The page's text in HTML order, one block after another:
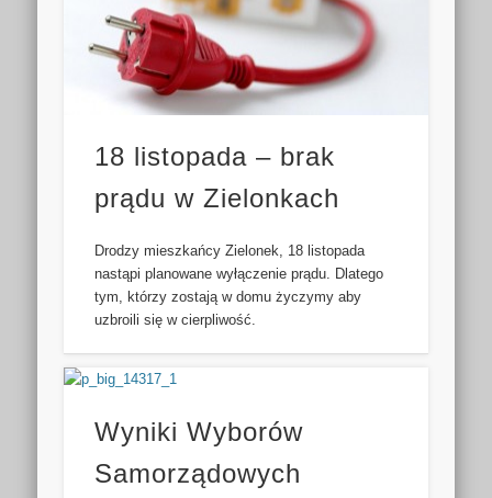
18 listopada – brak
prądu w Zielonkach
Drodzy mieszkańcy Zielonek, 18 listopada
nastąpi planowane wyłączenie prądu. Dlatego
tym, którzy zostają w domu życzymy aby
uzbroili się w cierpliwość.
Wyniki Wyborów
Samorządowych